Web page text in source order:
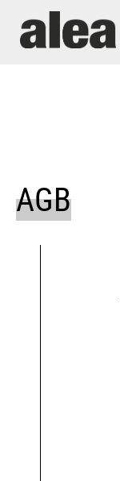
Inhalt
springen
AGB